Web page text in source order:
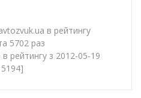
в рейтингу
5702 раз
рейтингу з 2012-05-19
5194]